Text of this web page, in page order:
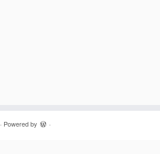
· Powered by ·